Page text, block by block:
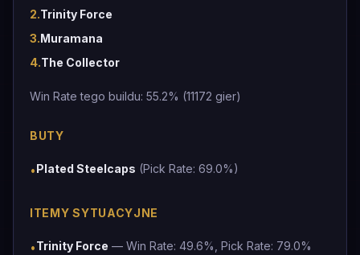
2.Trinity Force
3.Muramana
4.The Collector
Win Rate tego buildu: 55.2% (11172 gier)
BUTY
•Plated Steelcaps (Pick Rate: 69.0%)
ITEMY SYTUACYJNE
•Trinity Force — Win Rate: 49.6%, Pick Rate: 79.0%